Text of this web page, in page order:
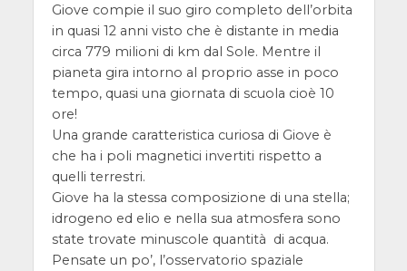
Giove compie il suo giro completo dell’orbita
in quasi 12 anni visto che è distante in media
circa 779 milioni di km dal Sole. Mentre il
pianeta gira intorno al proprio asse in poco
tempo, quasi una giornata di scuola cioè 10
ore!
Una grande caratteristica curiosa di Giove è
che ha i poli magnetici invertiti rispetto a
quelli terrestri.
Giove ha la stessa composizione di una stella;
idrogeno ed elio e nella sua atmosfera sono
state trovate minuscole quantità di acqua.
Pensate un po’, l’osservatorio spaziale